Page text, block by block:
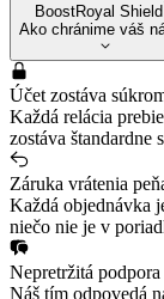
BoostRoyal Shield
Ako chránime váš
Účet zostáva
Každá relácia
zostáva štandardne
Záruka vrátenia
Každá objednávka
niečo nie je v
Nepretržitá
Náš tím odpovedá